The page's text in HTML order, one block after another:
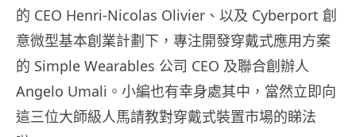
的 CEO Henri-Nicolas Olivier、以及 Cyberport 創
意微型基本創業計劃下，專注開發穿戴式應用方案
的 Simple Wearables 公司 CEO 及聯合創辦人
Angelo Umali。小編也有幸身處其中，當然立即向
這三位大師級人馬請教對穿戴式裝置市場的睇法